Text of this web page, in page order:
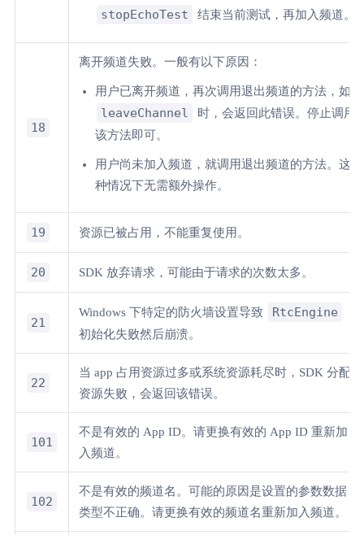
stopEchoTest 结束当前测试，再加入频道。
18
离开频道失败。一般有以下原因：
用户已离开频道，再次调用退出频道的方法，如
leaveChannel
时，会返回此错误。停止调用
该方法即可。
用户尚未加入频道，就调用退出频道的方法。这
种情况下无需额外操作。
19 资源已被占用，不能重复使用。
20 SDK 放弃请求，可能由于请求的次数太多。
21
Windows 下特定的防火墙设置导致 RtcEngine
初始化失败然后崩溃。
22
当 app 占用资源过多或系统资源耗尽时，SDK 分配
资源失败，会返回该错误。
101
不是有效的 App ID。请更换有效的 App ID 重新加
入频道。
102
不是有效的频道名。可能的原因是设置的参数数据
类型不正确。请更换有效的频道名重新加入频道。